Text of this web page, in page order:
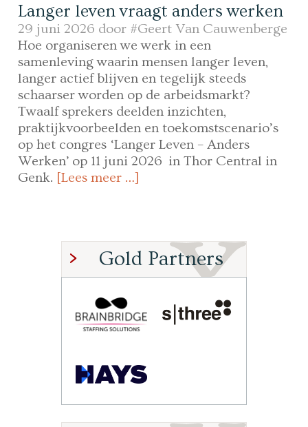
Langer leven vraagt anders werken
29 juni 2026 door #Geert Van Cauwenberge
Hoe organiseren we werk in een
samenleving waarin mensen langer leven,
langer actief blijven en tegelijk steeds
schaarser worden op de arbeidsmarkt?
Twaalf sprekers deelden inzichten,
praktijkvoorbeelden en toekomstscenario’s
op het congres ‘Langer Leven – Anders
Werken’ op 11 juni 2026 in Thor Central in
Genk. [Lees meer …]
Gold Partners